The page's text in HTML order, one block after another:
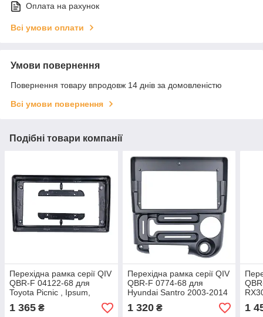
Оплата на рахунок
Всі умови оплати
Умови повернення
Повернення товару впродовж 14 днів за домовленістю
Всі умови повернення
Подібні товари компанії
Перехідна рамка серії QIV
QBR-F 04122-68 для
Toyota Picnic , Ipsum,
Avensis Verso 2001-2009 9
дюймів
1 365 ₴
Перехідна рамка серії QIV
QBR-F 0774-68 для
Hyundai Santro 2003-2014
Atos 2004-2008 RHD (F1)
9 дюймів
1 320₴ 1